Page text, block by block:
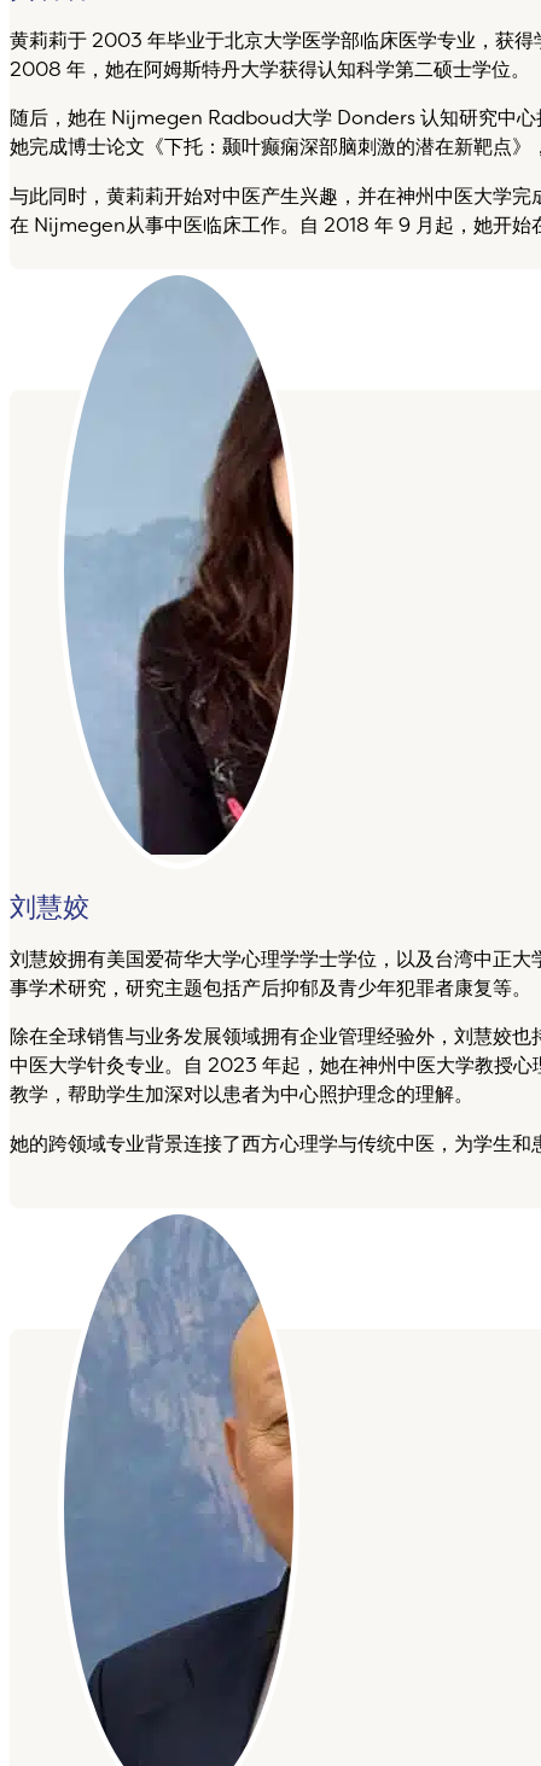
黄莉莉于 2003 年毕业于北京大学医学部临床医学专业，获
2008 年，她在阿姆斯特丹大学获得认知科学第二硕士学位。
随后，她在 Nijmegen Radboud大学 Donders 认知研究中心
她完成博士论文《下托：颞叶癫痫深部脑刺激的潜在新靶点
与此同时，黄莉莉开始对中医产生兴趣，并在神州中医大学
在 Nijmegen从事中医临床工作。自 2018 年 9 月起，她开始
刘慧姣
刘慧姣拥有美国爱荷华大学心理学学士学位，以及台湾中正
事学术研究，研究主题包括产后抑郁及青少年犯罪者康复等。
除在全球销售与业务发展领域拥有企业管理经验外，刘慧姣
中医大学针灸专业。自 2023 年起，她在神州中医大学教授
教学，帮助学生加深对以患者为中心照护理念的理解。
她的跨领域专业背景连接了西方心理学与传统中医，为学生